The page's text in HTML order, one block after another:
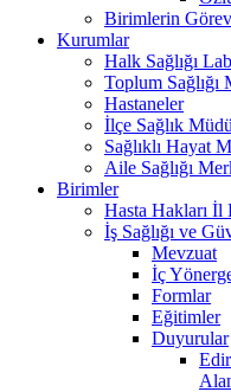
Birimlerin
Kurumlar
Halk Sağlığı
Toplum Sağlığı
Hastaneler
İlçe Sağlık
Sağlıklı Hayat
Aile Sağlığı
Birimler
Hasta Hakları
İş Sağlığı ve
Mevzuat
İç
Formlar
Eğitimler
Duyurular